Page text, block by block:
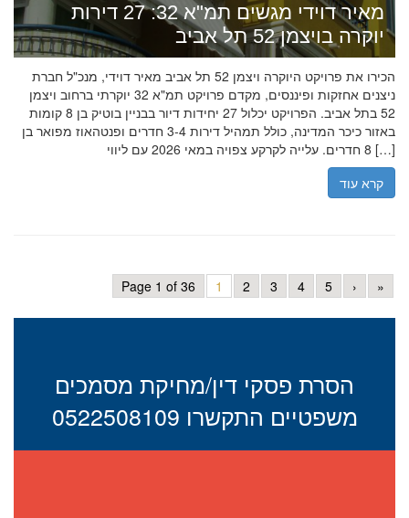
מאיר דוידי מגשים תמ"א 32: 27 דירות
יוקרה בויצמן 52 תל אביב
הכירו את פרויקט היוקרה ויצמן 52 תל אביב מאיר דוידי, מנכ"ל חברת
ניצנים אחזקות ופיננסים, מקדם פרויקט תמ"א 32 יוקרתי ברחוב ויצמן
52 בתל אביב. הפרויקט יכלול 27 יחידות דיור בבניין בוטיק בן 8 קומות
באזור כיכר המדינה, כולל תמהיל דירות 3-4 חדרים ופנטהאוז מפואר בן
8 חדרים. עלייה לקרקע צפויה במאי 2026 עם ליווי […]
קרא עוד
Page 1 of 36 1 2 3 4 5 › »
הסרת פסקי דין/מחיקת מסמכים
משפטיים התקשרו 0522508109